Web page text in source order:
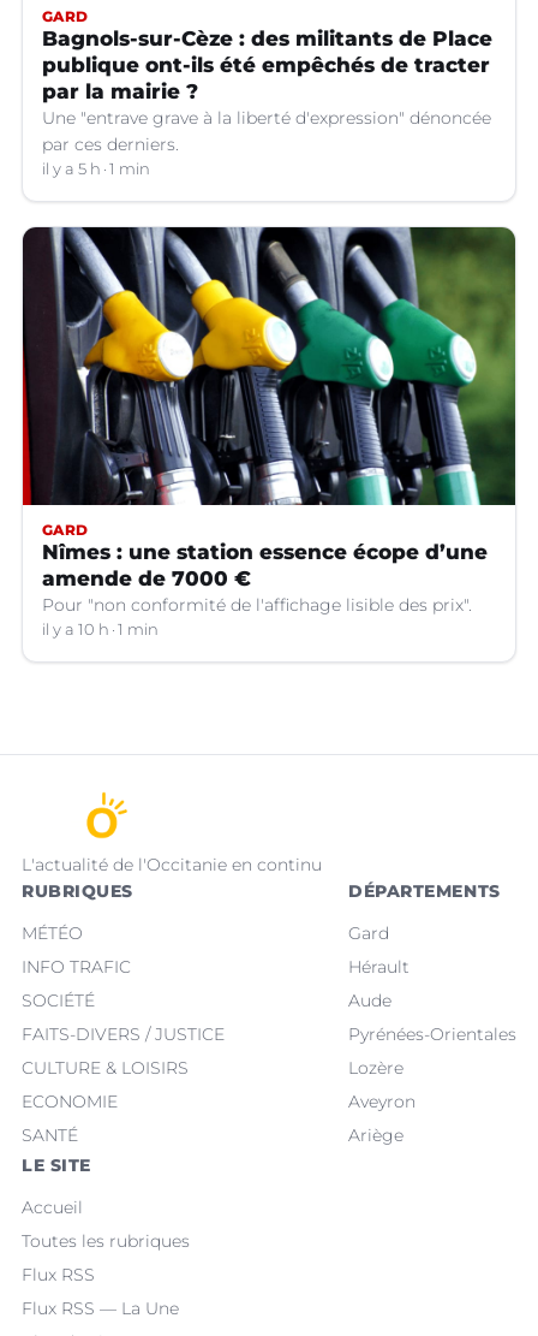
GARD
Bagnols-sur-Cèze : des militants de Place
publique ont-ils été empêchés de tracter
par la mairie ?
Une "entrave grave à la liberté d'expression" dénoncée
par ces derniers.
il y a 5 h 1 min
GARD
Nîmes : une station essence écope d’une
amende de 7000 €
Pour "non conformité de l'affichage lisible des prix".
il y a 10 h 1 min
L'actualité de l'Occitanie en continu
RUBRIQUES
MÉTÉO
INFO TRAFIC
SOCIÉTÉ
FAITS-DIVERS / JUSTICE
CULTURE & LOISIRS
ECONOMIE
SANTÉ
DÉPARTEMENTS
Gard
Hérault
Aude
Pyrénées-Orientales
Lozère
Aveyron
Ariège
LE SITE
Accueil
Toutes les rubriques
Flux RSS
Flux RSS — La Une